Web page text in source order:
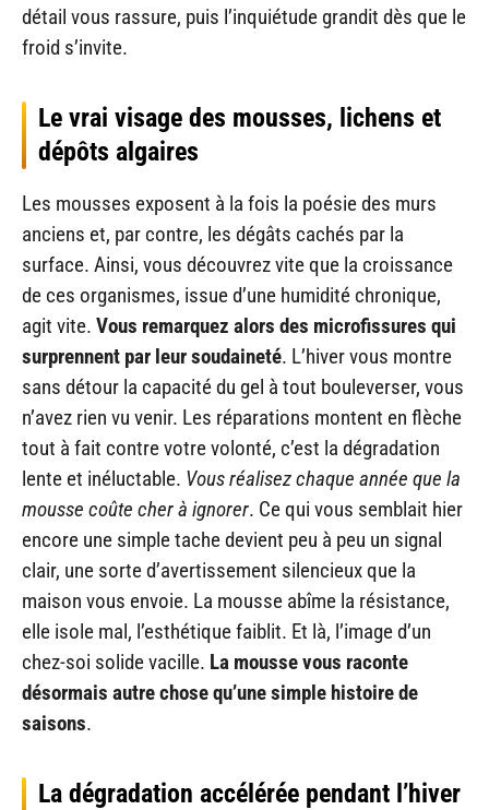
détail vous rassure, puis l’inquiétude grandit dès que le
froid s’invite.
Le vrai visage des mousses, lichens et
dépôts algaires
Les mousses exposent à la fois la poésie des murs
anciens et, par contre, les dégâts cachés par la
surface. Ainsi, vous découvrez vite que la croissance
de ces organismes, issue d’une humidité chronique,
agit vite. Vous remarquez alors des microfissures qui
surprennent par leur soudaineté. L’hiver vous montre
sans détour la capacité du gel à tout bouleverser, vous
n’avez rien vu venir. Les réparations montent en flèche
tout à fait contre votre volonté, c’est la dégradation
lente et inéluctable. Vous réalisez chaque année que la
mousse coûte cher à ignorer. Ce qui vous semblait hier
encore une simple tache devient peu à peu un signal
clair, une sorte d’avertissement silencieux que la
maison vous envoie. La mousse abîme la résistance,
elle isole mal, l’esthétique faiblit. Et là, l’image d’un
chez-soi solide vacille. La mousse vous raconte
désormais autre chose qu’une simple histoire de
saisons.
La dégradation accélérée pendant l’hiver